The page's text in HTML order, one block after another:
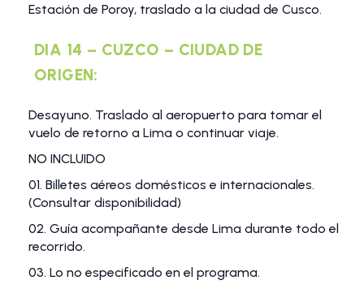
Estación de Poroy, traslado a la ciudad de Cusco.
DIA 14 – CUZCO – CIUDAD DE
ORIGEN:
Desayuno. Traslado al aeropuerto para tomar el
vuelo de retorno a Lima o continuar viaje.
NO INCLUIDO
01. Billetes aéreos domésticos e internacionales.
(Consultar disponibilidad)
02. Guía acompañante desde Lima durante todo el
recorrido.
03. Lo no especificado en el programa.